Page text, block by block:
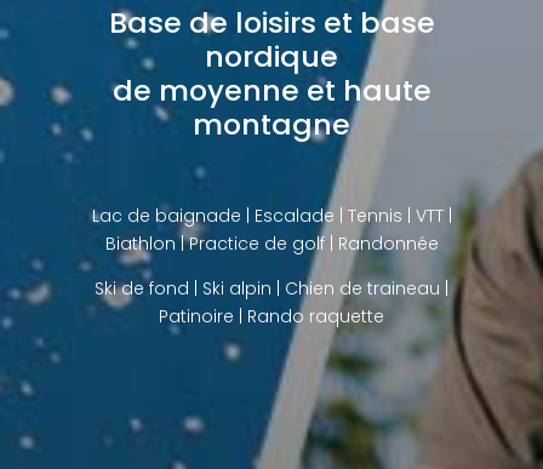
Base de loisirs et base
nordique
de moyenne et haute
montagne
Lac de baignade | Escalade | Tennis | VTT |
Biathlon |Practice de golf| Randonnée
Ski de fond | Ski alpin | Chien de traineau |
Patinoire | Rando raquette